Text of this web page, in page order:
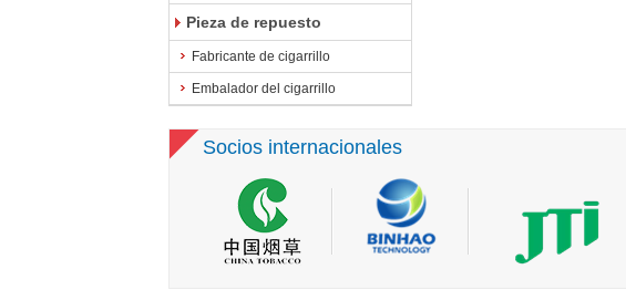
Pieza de repuesto
Fabricante de cigarrillo
Embalador del cigarrillo
Socios internacionales